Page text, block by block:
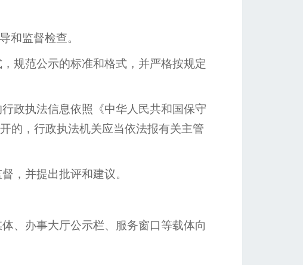
和监督检查。
规范公示的标准和格式，并严格按规定
政执法信息依照《中华人民共和国保守
的，行政执法机关应当依法报有关主管
，并提出批评和建议。
、办事大厅公示栏、服务窗口等载体向